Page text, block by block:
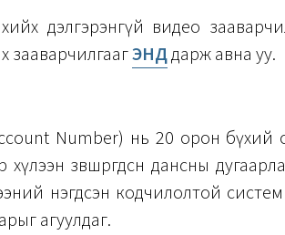
дэлгэрэнгүй видео
зааварчилгаагЭНДдарж авна уу.
Number) нь 20 орон бүхий
зөвшөөрөгдсөн дансны
нэгдсэн кодчилолтой систем
агуулдаг.